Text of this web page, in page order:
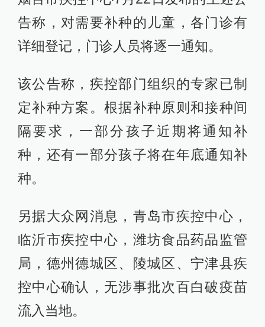
告称，对需要补种的儿童，各门诊有
详细登记，门诊人员将逐一通知。
该公告称，疾控部门组织的专家已制
定补种方案。根据补种原则和接种间
隔要求，一部分孩子近期将通知补
种，还有一部分孩子将在年底通知补
种。
另据大众网消息，青岛市疾控中心，
临沂市疾控中心，潍坊食品药品监管
局，德州德城区、陵城区、宁津县疾
控中心确认，无涉事批次百白破疫苗
流入当地。